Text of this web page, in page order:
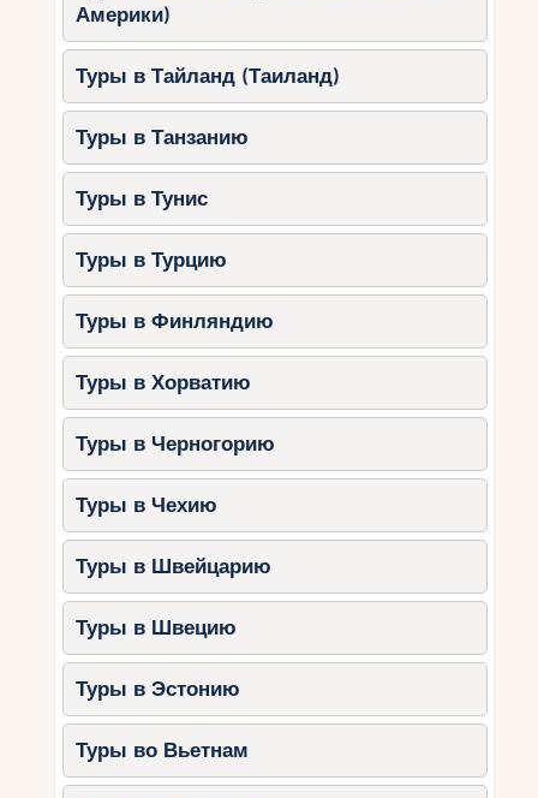
Америки)
Туры в Тайланд (Таиланд)
Туры в Танзанию
Туры в Тунис
Туры в Турцию
Туры в Финляндию
Туры в Хорватию
Туры в Черногорию
Туры в Чехию
Туры в Швейцарию
Туры в Швецию
Туры в Эстонию
Туры во Вьетнам